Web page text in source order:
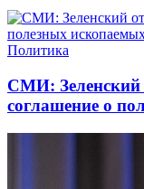
Политика
СМИ: Зеленский
соглашение о